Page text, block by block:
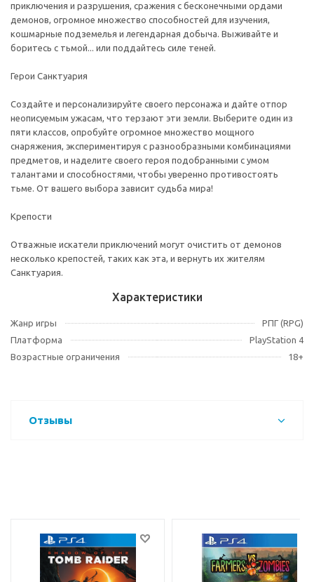
приключения и разрушения, сражения с бесконечными ордами
демонов, огромное множество способностей для изучения,
кошмарные подземелья и легендарная добыча. Выживайте и
боритесь с тьмой... или поддайтесь силе теней.
Герои Санктуария
Создайте и персонализируйте своего персонажа и дайте отпор
неописуемым ужасам, что терзают эти земли. Выберите один из
пяти классов, опробуйте огромное множество мощного
снаряжения, экспериментируя с разнообразными комбинациями
предметов, и наделите своего героя подобранными с умом
талантами и способностями, чтобы уверенно противостоять
тьме. От вашего выбора зависит судьба мира!
Крепости
Отважные искатели приключений могут очистить от демонов
несколько крепостей, таких как эта, и вернуть их жителям
Санктуария.
Характеристики
Жанр игры
РПГ (RPG)
Платформа
PlayStation 4
Возрастные ограничения
18+
Отзывы